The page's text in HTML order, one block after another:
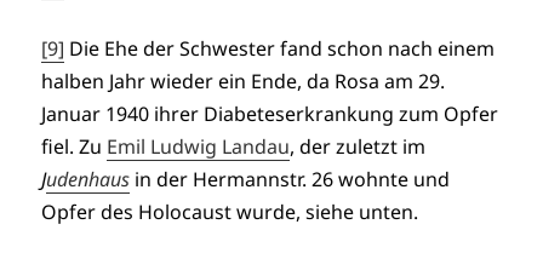
[9] Die Ehe der Schwester fand schon nach einem
halben Jahr wieder ein Ende, da Rosa am 29.
Januar 1940 ihrer Diabeteserkrankung zum Opfer
fiel. Zu Emil Ludwig Landau, der zuletzt im
Judenhaus in der Hermannstr. 26 wohnte und
Opfer des Holocaust wurde, siehe unten.